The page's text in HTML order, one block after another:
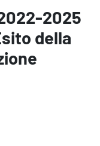
2025
della